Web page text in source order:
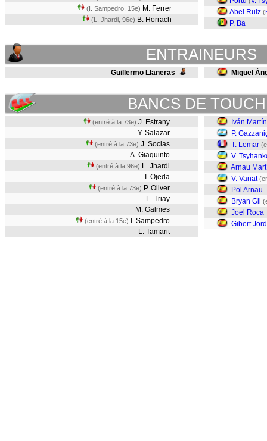
(I. Sampedro, 15e) M. Ferrer
(L. Jhardi, 96e) B. Horrach
Abel Ruiz (
P. Ba
ENTRAINEURS
Guillermo Llaneras Miguel
BANCS DE
(entré à la 73e) J. Estrany
Y. Salazar
(entré à la 73e) J. Socias
A. Giaquinto
(entré à la 96e) L. Jhardi
I. Ojeda
(entré à la 73e) P. Oliver
L. Triay
M. Galmes
(entré à la 15e)
I. Sampedro
L. Tamarit
Iván Martín
P.
T. Lemar
V.
Arnau
V. Vanat
Pol Arnau
Bryan Gil
Joel Roca
Gibert